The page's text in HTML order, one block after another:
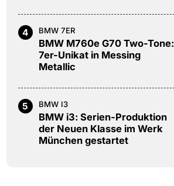
4 BMW 7ER
BMW M760e G70 Two-Tone:
7er-Unikat in Messing
Metallic
5 BMW I3
BMW i3: Serien-Produktion
der Neuen Klasse im Werk
München gestartet